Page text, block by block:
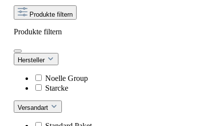
Produkte filtern
Produkte filtern
Hersteller
Noelle Group
Starcke
Versandart